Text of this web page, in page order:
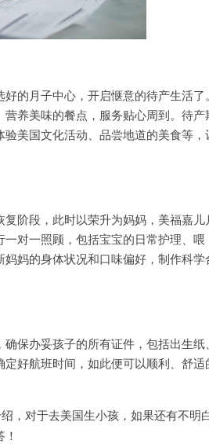
月子中心，开启惬意的待产生活了。
养美味的餐点，服务贴心周到。待产
美国文化活动、品尝地道的美食等，
阶段，此时以荣升为妈妈，美福嘉儿
对一照顾，包括宝宝的日常护理、喂
妈的身体状况和口味偏好，制作科学
办妥孩子的所有证件，包括出生纸、
好航班时间，如此便可以顺利、舒适
，对于去美国生小孩，如果还有不明